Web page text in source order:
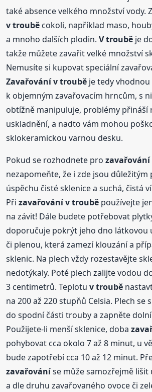
také absence velkého množství vody.
v troubě cokoli, například maso,
a mnoho dalších plodin.V troubě je
takže můžete zavařit velké množství
Nemusíte si kupovat speciální
Zavařovánív troubě je tedy
k objemným zavařovacím hrncům, s
obtížně manipuluje, problémy přináší
uskladnění, a nadto vám mohou
sklokeramickou varnou desku.
Pokud se rozhodnete prozavařování
nezapomeňte, že i zde jsou
úspěchu čisté sklenice a suchá, čistá
Přizavařovánív troubě používejte
na závit! Dále budete potřebovat
doporučuje pokrýt jeho dno látkovou
či plenou, která zamezí klouzání a
sklenic. Na plech vždy rozestavějte
nedotýkaly. Poté plech zalijte vodou
3 centimetrů. Teplotuv troubě
na 200 až 220 stupňů Celsia. Plech se
do spodní části trouby a zapněte
Použijete-li menší sklenice, doba
pohybovat cca okolo 7 až 8 minut, u
bude zapotřebí cca 10 až 12 minut.
zavařováníse může samozřejmě lišit
a dle druhu zavařovaného ovoce či